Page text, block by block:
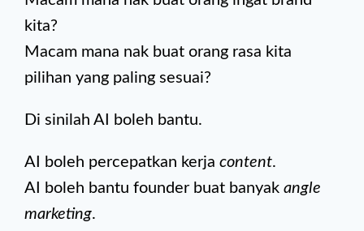
kita?
Macam mana nak buat orang rasa kita
pilihan yang paling sesuai?
Di sinilah AI boleh bantu.
AI boleh percepatkan kerja content.
AI boleh bantu founder buat banyak angle
marketing.